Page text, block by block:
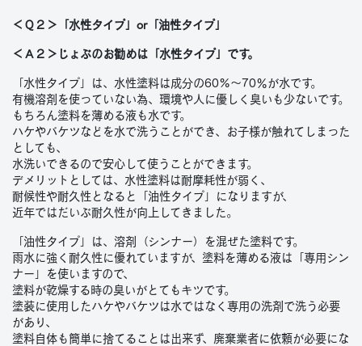
＜Ｑ２＞「水性タイプ」or「油性タイプ」
＜Ａ２＞じょぶのお勧めは「水性タイプ」です。
「水性タイプ」は、水性塗料は成分の60%～70％が水です。
有機溶剤を使っていない為、環境や人に優しく臭いも少ないです。
もちろん塗料を薄める液も水です。
ハケやバケツなどを水で洗うことができ、お子様が触れてしまった
としても、
水洗いできるので安心して使うことができます。
デメリットとしては、水性塗料は耐摩耗性が弱く、
耐候性や耐久性となると「油性タイプ」になりますが、
近年ではだいぶ耐久性が向上してきました。
「油性タイプ」は、溶剤（シンナー）を混ぜた塗料です。
雨水に強く耐久性に優れていますが、塗料を薄める液は「専用シン
ナー」を使いますので、
塗料が乾燥する時の臭いがとてもキツです。
塗装に使用したハケやバケツは水ではなく専用の洗剤で洗う必要
があり、
塗料自体も簡単に捨てることは出来ず、廃棄業者に依頼が必要にな